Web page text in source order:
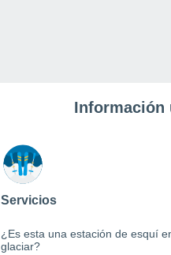
Información
Servicios
¿Es esta una estación de esquí
glaciar?